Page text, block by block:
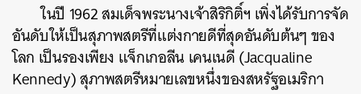
ในปี 1962 สมเด็จพระนางเจ้าสิริกิติ์ฯ เพิ่งได้รับการจัด
อันดับให้เป็นสุภาพสตรีที่แต่งกายดีที่สุดอันดับต้นๆ ของ
โลก เป็นรองเพียง แจ็กเกอลีน เคนเนดี (Jacqualine
Kennedy) สุภาพสตรีหมายเลขหนึ่งของสหรัฐอเมริกา